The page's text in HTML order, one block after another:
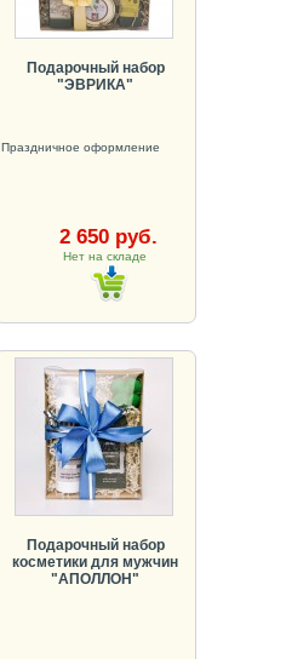
Подарочный набор
"ЭВРИКА"
Праздничное оформление
2 650 руб.
Нет на складе
Подарочный набор
косметики для мужчин
"АПОЛЛОН"